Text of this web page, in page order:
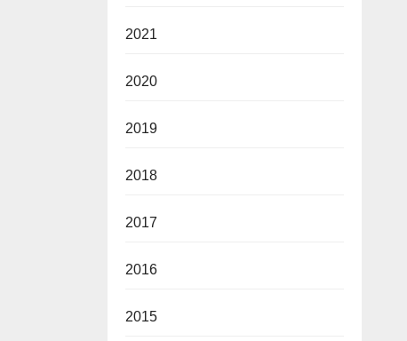
2021
2020
2019
2018
2017
2016
2015